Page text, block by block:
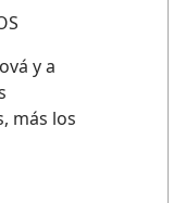
y a
más los